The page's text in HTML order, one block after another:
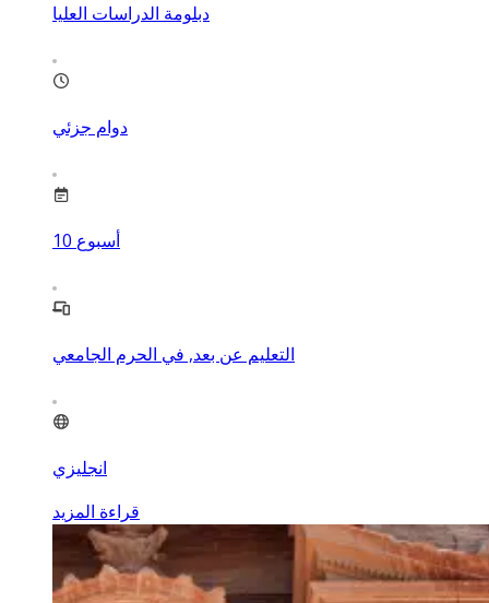
دبلومة الدراسات العليا
دوام جزئي
10 أسبوع
التعليم عن بعد, في الحرم الجامعي
انجليزي
قراءة المزيد